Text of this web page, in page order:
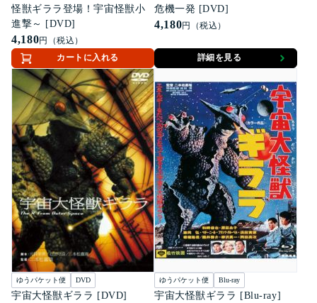
怪獣ギララ登場！宇宙怪獣小
進撃～ [DVD]
4,180円（税込）
カートに入れる
危機一発 [DVD]
4,180円（税込）
詳細を見る
ゆうパケット便 DVD
宇宙大怪獣ギララ [DVD]
ゆうパケット便 Blu-ray
宇宙大怪獣ギララ [Blu-ray]